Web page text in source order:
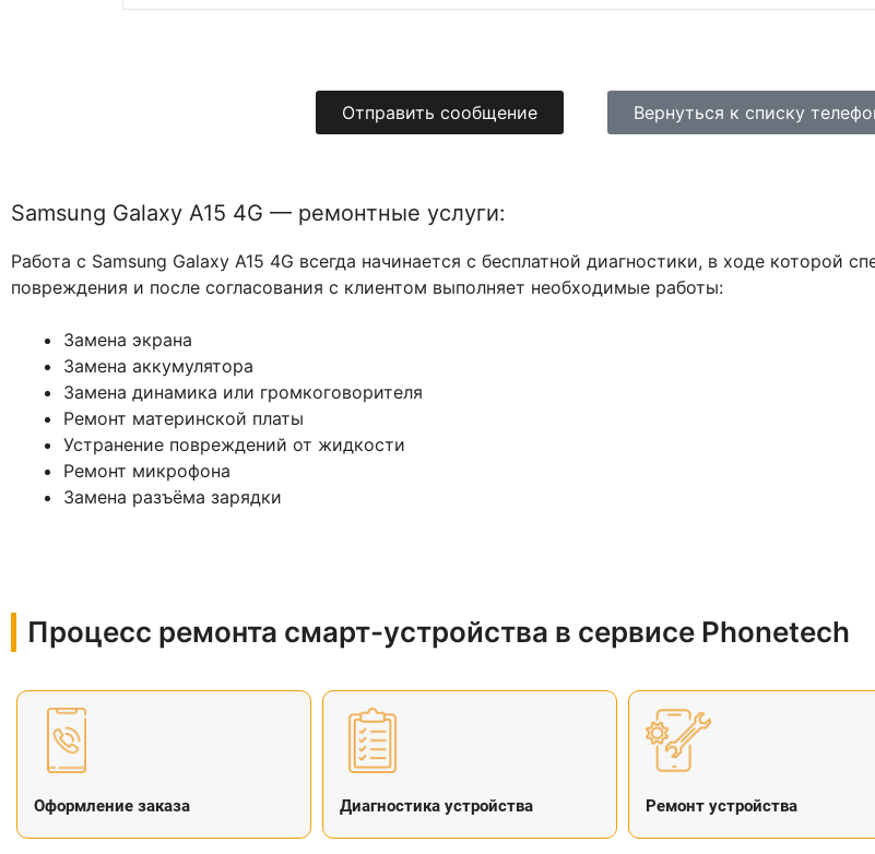
Отправить сообщение Вернуться к списку
Samsung Galaxy A15 4G — ремонтные услуги:
Работа с Samsung Galaxy A15 4G всегда начинается с бесплатной диагностики, в ходе которой
повреждения и после согласования с клиентом выполняет необходимые работы:
Замена экрана
Замена аккумулятора
Замена динамика или громкоговорителя
Ремонт материнской платы
Устранение повреждений от жидкости
Ремонт микрофона
Замена разъёма зарядки
Процесс ремонта смарт-устройства в сервисе Phonetech
Оформление заказа Диагностика устройства Ремонт устройства